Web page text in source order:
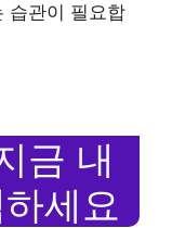
습관이 필요합
금 내
세요